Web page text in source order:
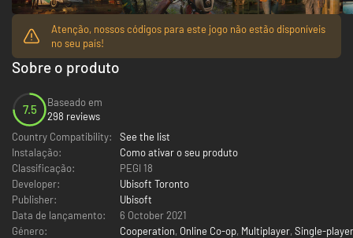
Atenção, nossos códigos para este jogo não estão disponíveis
no seu país!
Sobre o produto
7.5
Baseado em
298 reviews
Country Compatibility:
See the list
Instalação:
Como ativar o seu produto
Classificação:
PEGI 18
Developer:
Ubisoft Toronto
Publisher:
Ubisoft
Data de lançamento:
6 October 2021
Género:
Cooperation, Online Co-op, Multiplayer, Single-player